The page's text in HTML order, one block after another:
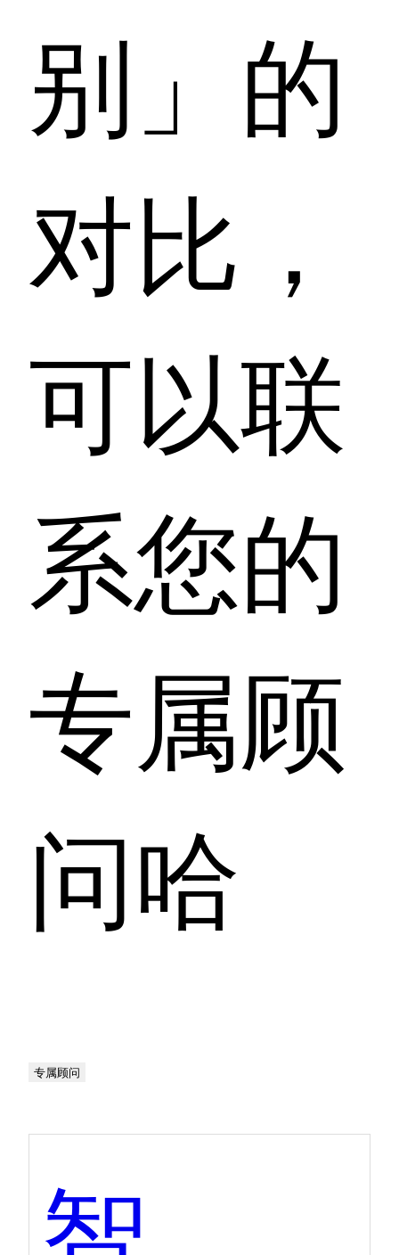
别」的
对比，
可以联
系您的
专属顾
问哈
专属顾问